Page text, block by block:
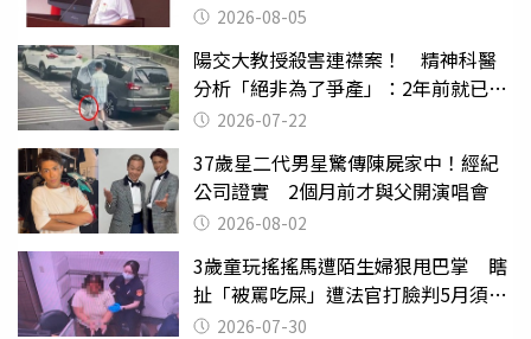
2026-08-05
陽交大教授殺害連襟案！ 精神科醫
分析「絕非為了爭產」：2年前就已言
行詭異
2026-07-22
37歲星二代男星驚傳陳屍家中！經紀
公司證實 2個月前才與父開演唱會
2026-08-02
3歲童玩搖搖馬遭陌生婦狠甩巴掌 瞎
扯「被罵吃屎」遭法官打臉判5月須入
監 2026-07-30